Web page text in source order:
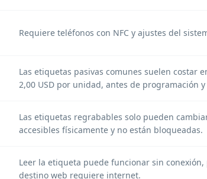
Requiere teléfonos con NFC y ajustes del
Las etiquetas pasivas comunes suelen costar
2,00 USD por unidad, antes de programación
Las etiquetas regrabables solo pueden
accesibles físicamente y no están bloqueadas.
Leer la etiqueta puede funcionar sin
destino web requiere internet.